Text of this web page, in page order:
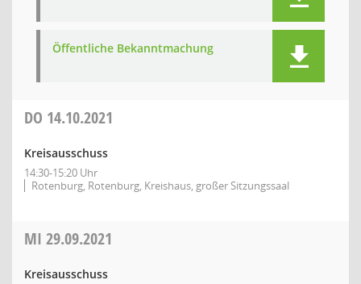
Öffentliche Bekanntmachung
DO 14.10.2021
Kreisausschuss
14:30-15:20 Uhr
Rotenburg, Rotenburg, Kreishaus, großer Sitzungssaal
MI 29.09.2021
Kreisausschuss